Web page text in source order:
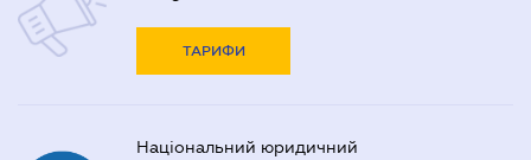
ТАРИФИ
Національний юридичний